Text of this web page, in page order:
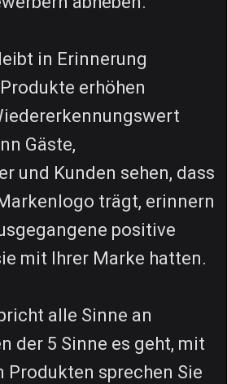
in Erinnerung
erhöhen
Gäste,
und Kunden sehen, dass
trägt, erinnern
positive
mit Ihrer Marke hatten.
alle Sinne an
der 5 Sinne es geht, mit
sprechen Sie